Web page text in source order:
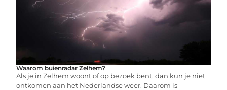
Waarom buienradar Zelhem?
Als je in Zelhem woont of op bezoek bent, dan kun je niet
ontkomen aan het Nederlandse weer. Daarom is